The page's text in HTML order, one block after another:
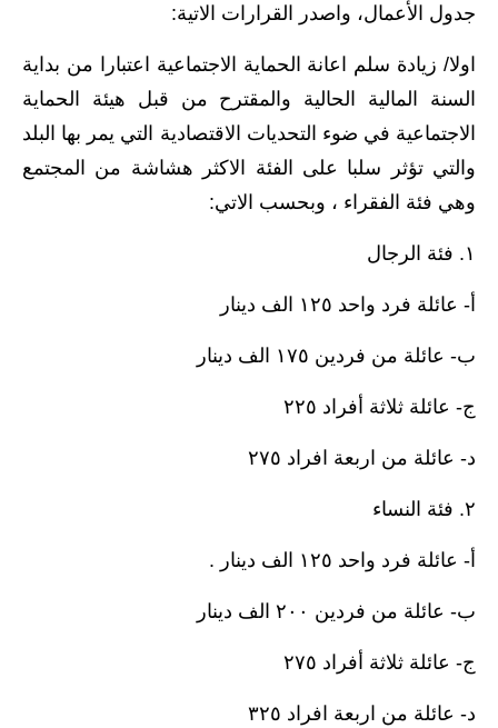
المرحلة الابتدائية
المرحلة المتوسطة
المرحلة المتوسطة
المرحلة الاعدادية
جدول الأعمال، واصدر القرارات الاتية:
اولا/ زيادة سلم اعانة الحماية الاجتماعية اعتبارا من بداية
السنة المالية الحالية والمقترح من قبل هيئة الحماية
الاجتماعية في ضوء التحديات الاقتصادية التي يمر بها البلد
والتي تؤثر سلبا على الفئة الاكثر هشاشة من المجتمع
وهي فئة الفقراء ، وبحسب الاتي:
١. فئة الرجال
أ- عائلة فرد واحد ١٢٥ الف دينار
ب- عائلة من فردين ١٧٥ الف دينار
ج- عائلة ثلاثة أفراد ٢٢٥
د- عائلة من اربعة افراد ٢٧٥
٢. فئة النساء
أ- عائلة فرد واحد ١٢٥ الف دينار .
ب- عائلة من فردين ٢٠٠ الف دينار
ج- عائلة ثلاثة أفراد ٢٧٥
د- عائلة من اربعة افراد ٣٢٥